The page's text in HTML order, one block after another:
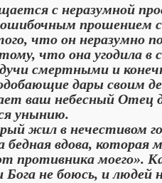
с неразумной
прошением
что он неразумно
что она угодила в
смертными и
дары своим
ваш небесный
унынию.
жил в нечестивом
вдова, которая
противника моего».
Бога не боюсь, и